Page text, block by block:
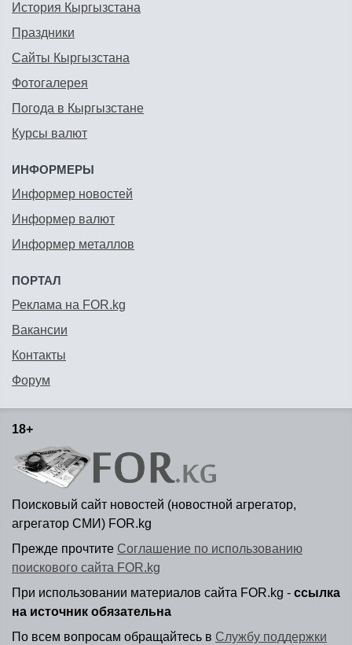
История Кыргызстана
Праздники
Сайты Кыргызстана
Фотогалерея
Погода в Кыргызстане
Курсы валют
ИНФОРМЕРЫ
Информер новостей
Информер валют
Информер металлов
ПОРТАЛ
Реклама на FOR.kg
Вакансии
Контакты
Форум
18+
Поисковый сайт новостей (новостной агрегатор,
агрегатор СМИ) FOR.kg
Прежде прочтите Соглашение по использованию
поискового сайта FOR.kg
При использовании материалов сайта FOR.kg - ссылка
на источник обязательна
По всем вопросам обращайтесь в Службу поддержки